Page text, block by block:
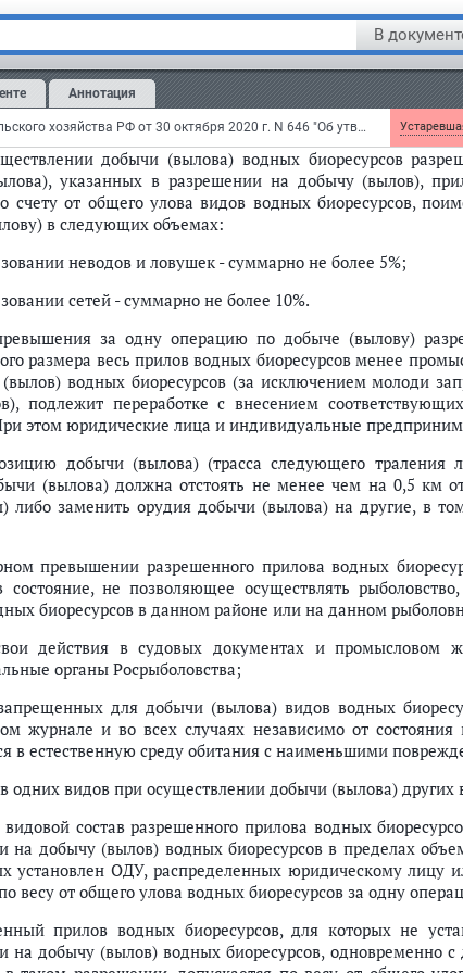
В
Аннотация
Приказ Министерства сельского хозяйства РФ от 30 октября 2020 г. N 646 "Об утверждении правил рыболовства для Западно-Сибирского рыбохозяйственного бассейна"
размер рыб определяется в свежем виде путем
средних лучей хвостового плавника;
добычи (вылова) водных биоресурсов
указанных в разрешении на добычу (вылов),
счету от общего улова видов водных биоресурсов,
в следующих объемах:
неводов и ловушек - суммарно не более 5%;
сетей - суммарно не более 10%.
за одну операцию по добыче (вылову)
размера весь прилов водных биоресурсов менее
водных биоресурсов (за исключением молоди
подлежит переработке с внесением
этом юридические лица и индивидуальные
добычи (вылова) (трасса следующего траления
(вылова) должна отстоять не менее чем на 0,5 км
либо заменить орудия добычи (вылова) на другие, в
превышении разрешенного прилова водных
состояние, не позволяющее осуществлять
биоресурсов в данном районе или на данном
действия в судовых документах и
органы Росрыболовства;
для добычи (вылова) видов водных
журнале и во всех случаях независимо от
в естественную среду обитания с наименьшими
одних видов при осуществлении добычи (вылова) других
состав разрешенного прилова водных
на добычу (вылов) водных биоресурсов в пределах
установлен ОДУ, распределенных юридическому лицу
весу от общего улова водных биоресурсов за одну
прилов водных биоресурсов, для которых не
на добычу (вылов) водных биоресурсов, одновременно